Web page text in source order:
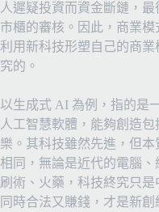
人遲疑投資而資金斷鏈，
市櫃的審核。因此，商業
利用新科技形塑自己的商
究的。
以生成式 AI 為例，指的是
人工智慧軟體，能夠創造
樂。其科技雖然先進，但
相同，無論是近代的電腦
刷術、火藥，科技終究只
同時合法又賺錢，才是新